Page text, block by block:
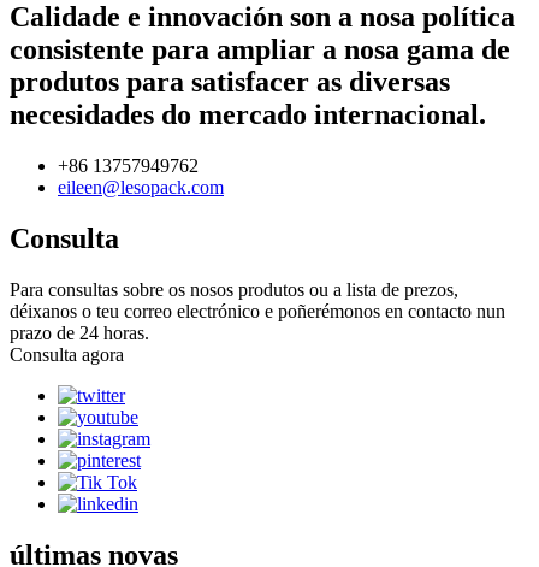
Calidade e innovación son a nosa política
consistente para ampliar a nosa gama de
produtos para satisfacer as diversas
necesidades do mercado internacional.
+86 13757949762
eileen@lesopack.com
Consulta
Para consultas sobre os nosos produtos ou a lista de prezos,
déixanos o teu correo electrónico e poñerémonos en contacto nun
prazo de 24 horas.
Consulta agora
últimas novas